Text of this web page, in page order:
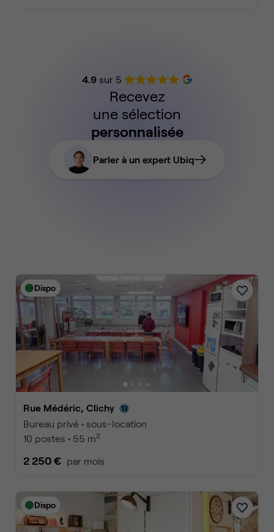
4.9sur 5
Recevez
une sélection
personnalisée
Parler à un expert Ubiq
Dispo
Rue Médéric, Clichy
Bureau privé • sous-location
10 postes • 55 m2
2 250 € par mois
Dispo